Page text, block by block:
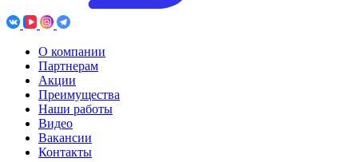
О компании
Партнерам
Акции
Преимущества
Наши работы
Видео
Вакансии
Контакты